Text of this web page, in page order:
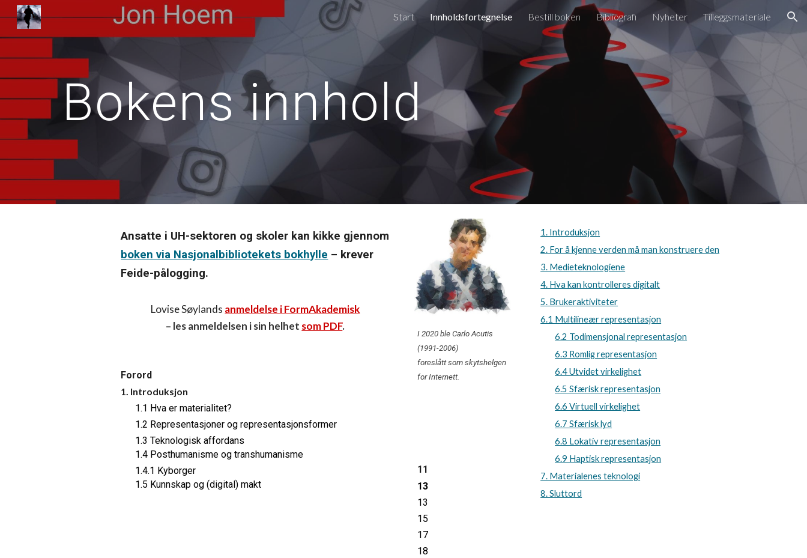
Skip to main content Skip to navigation
Start Innholdsfortegnelse Bestill boken Bibliografi Nyheter Tilleggsmateriale
Bokens innhold
Ansatte i UH-sektoren og skoler kan kikke gjennom
boken via Nasjonalbibliotekets bokhylle – krever
Feide-pålogging.
Lovise Søylands anmeldelse i FormAkademisk
– les anmeldelsen i sin helhet som PDF.
Forord
1. Introduksjon
1.1 Hva er materialitet?
1.2 Representasjoner og representasjonsformer
1.3 Teknologisk affordans
1.4 Posthumanisme og transhumanisme
1.4.1 Kyborger
1.5 Kunnskap og (digital) makt
I 2020 ble Carlo Acutis
(1991-2006)
foreslått som skytshelgen
for Internett.
11
13
13
15
17
18
1. Introduksjon
2. For å kjenne verden må man konstruere den
3. Medieteknologiene
4. Hva kan kontrolleres digitalt
5. Brukeraktiviteter
6.1 Multilineær representasjon
6.2 Todimensjonal representasjon
6.3 Romlig representasjon
6.4 Utvidet virkelighet
6.5 Sfærisk representasjon
6.6 Virtuell virkelighet
6.7 Sfærisk lyd
6.8 Lokativ representasjon
6.9 Haptisk representasjon
7. Materialenes teknologi
8. Sluttord